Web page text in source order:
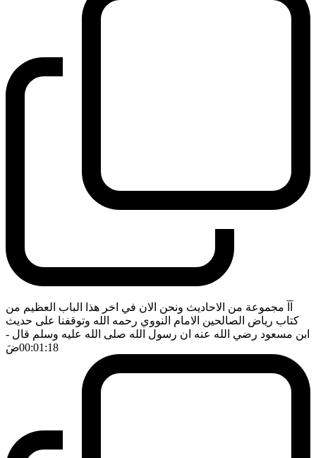
آآ مجموعة من الاحاديث ونحن الان في اخر هذا الباب العظيم من
كتاب رياض الصالحين الامام النووي رحمه الله وتوقفنا على حديث
ابن مسعود رضي الله عنه ان رسول الله صلى الله عليه وسلم قال -
00:01:18ضَ